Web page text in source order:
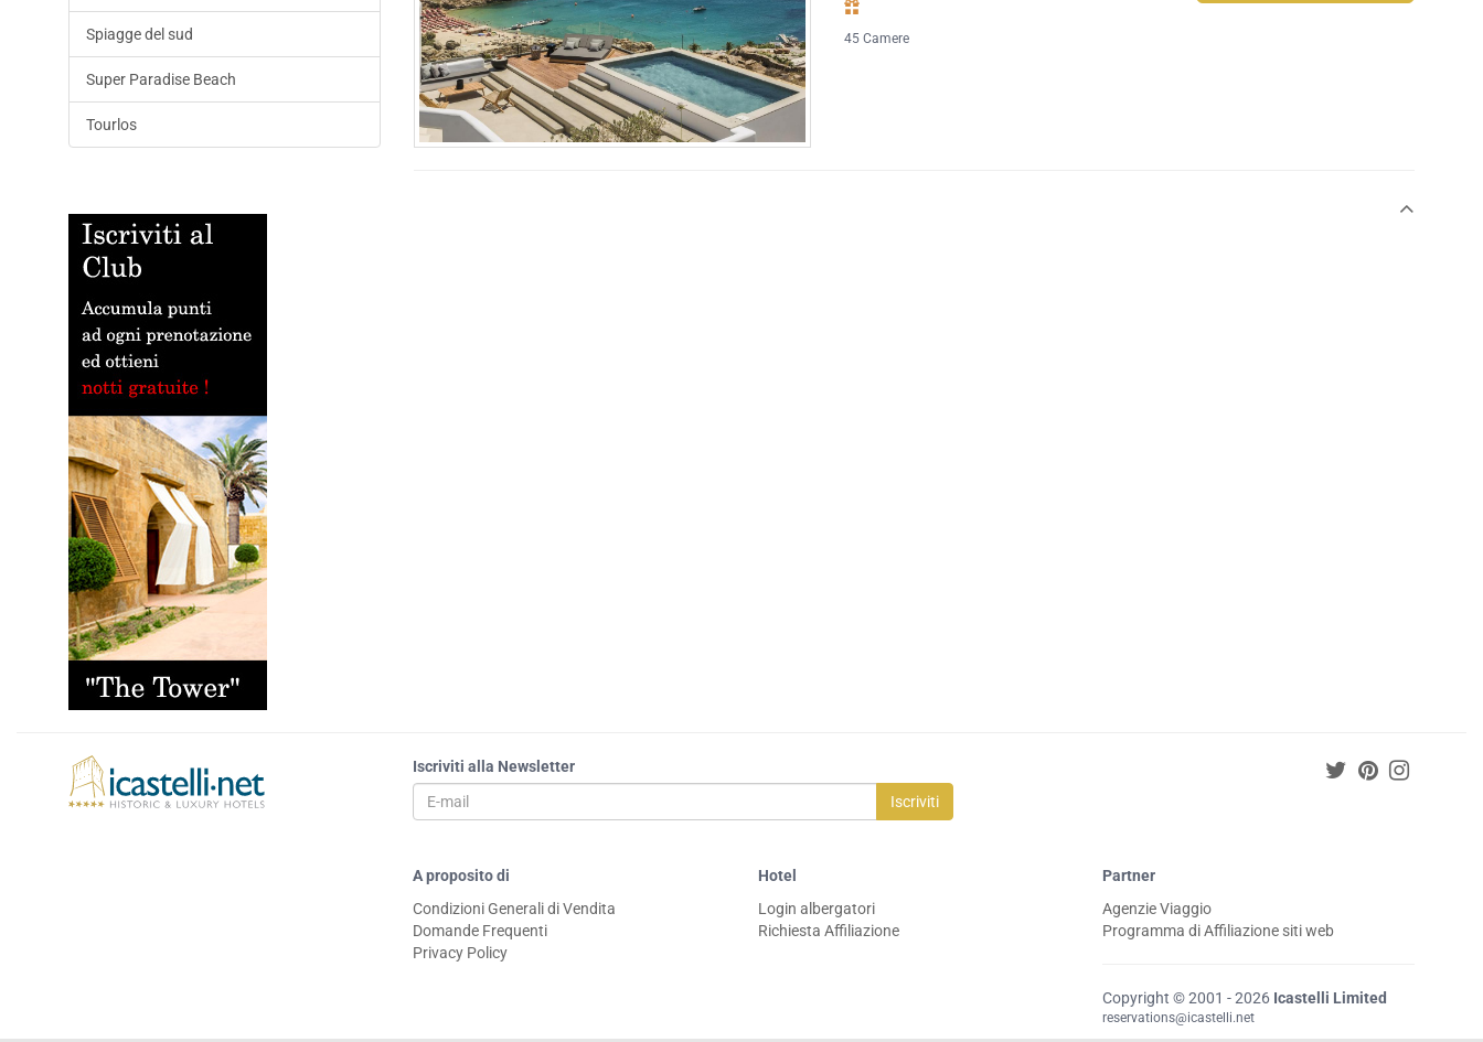
Spiagge del sud
Super Paradise Beach
Tourlos
45 Camere
Iscriviti alla Newsletter
Iscriviti
A proposito di
Condizioni Generali di Vendita
Domande Frequenti
Privacy Policy
Hotel
Login albergatori
Richiesta Affiliazione
Partner
Agenzie Viaggio
Programma di Affiliazione siti web
Copyright © 2001 - 2026 Icastelli Limited
reservations@icastelli.net